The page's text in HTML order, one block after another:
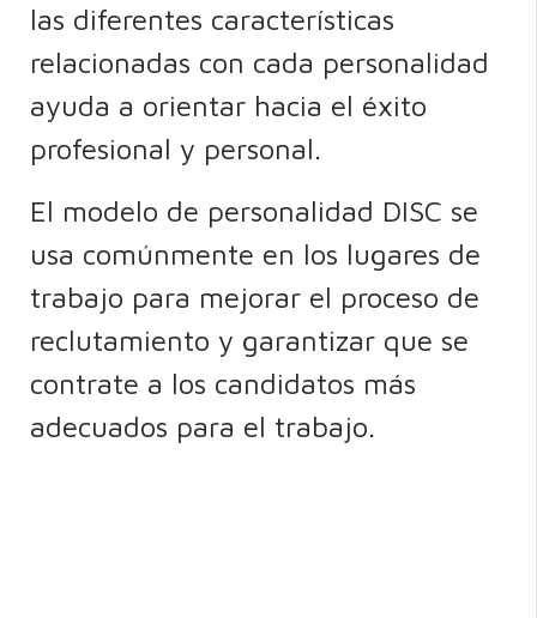
las diferentes características
relacionadas con cada personalidad
ayuda a orientar hacia el éxito
profesional y personal.
El modelo de personalidad DISC se
usa comúnmente en los lugares de
trabajo para mejorar el proceso de
reclutamiento y garantizar que se
contrate a los candidatos más
adecuados para el trabajo.